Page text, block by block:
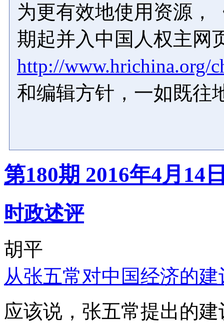
为更有效地使用资源，
期起并入中国人权主网
http://www.hrichina.org/
和编辑方针，一如既往
第180期 2016年4月14
时政述评
胡平
从张五常对中国经济的
应该说，张五常提出的